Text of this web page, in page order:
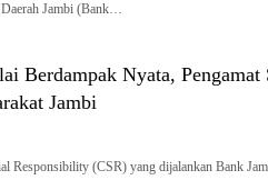
Jambi (Bank…
Berdampak Nyata, Pengamat
Jambi
Responsibility (CSR) yang dijalankan Bank